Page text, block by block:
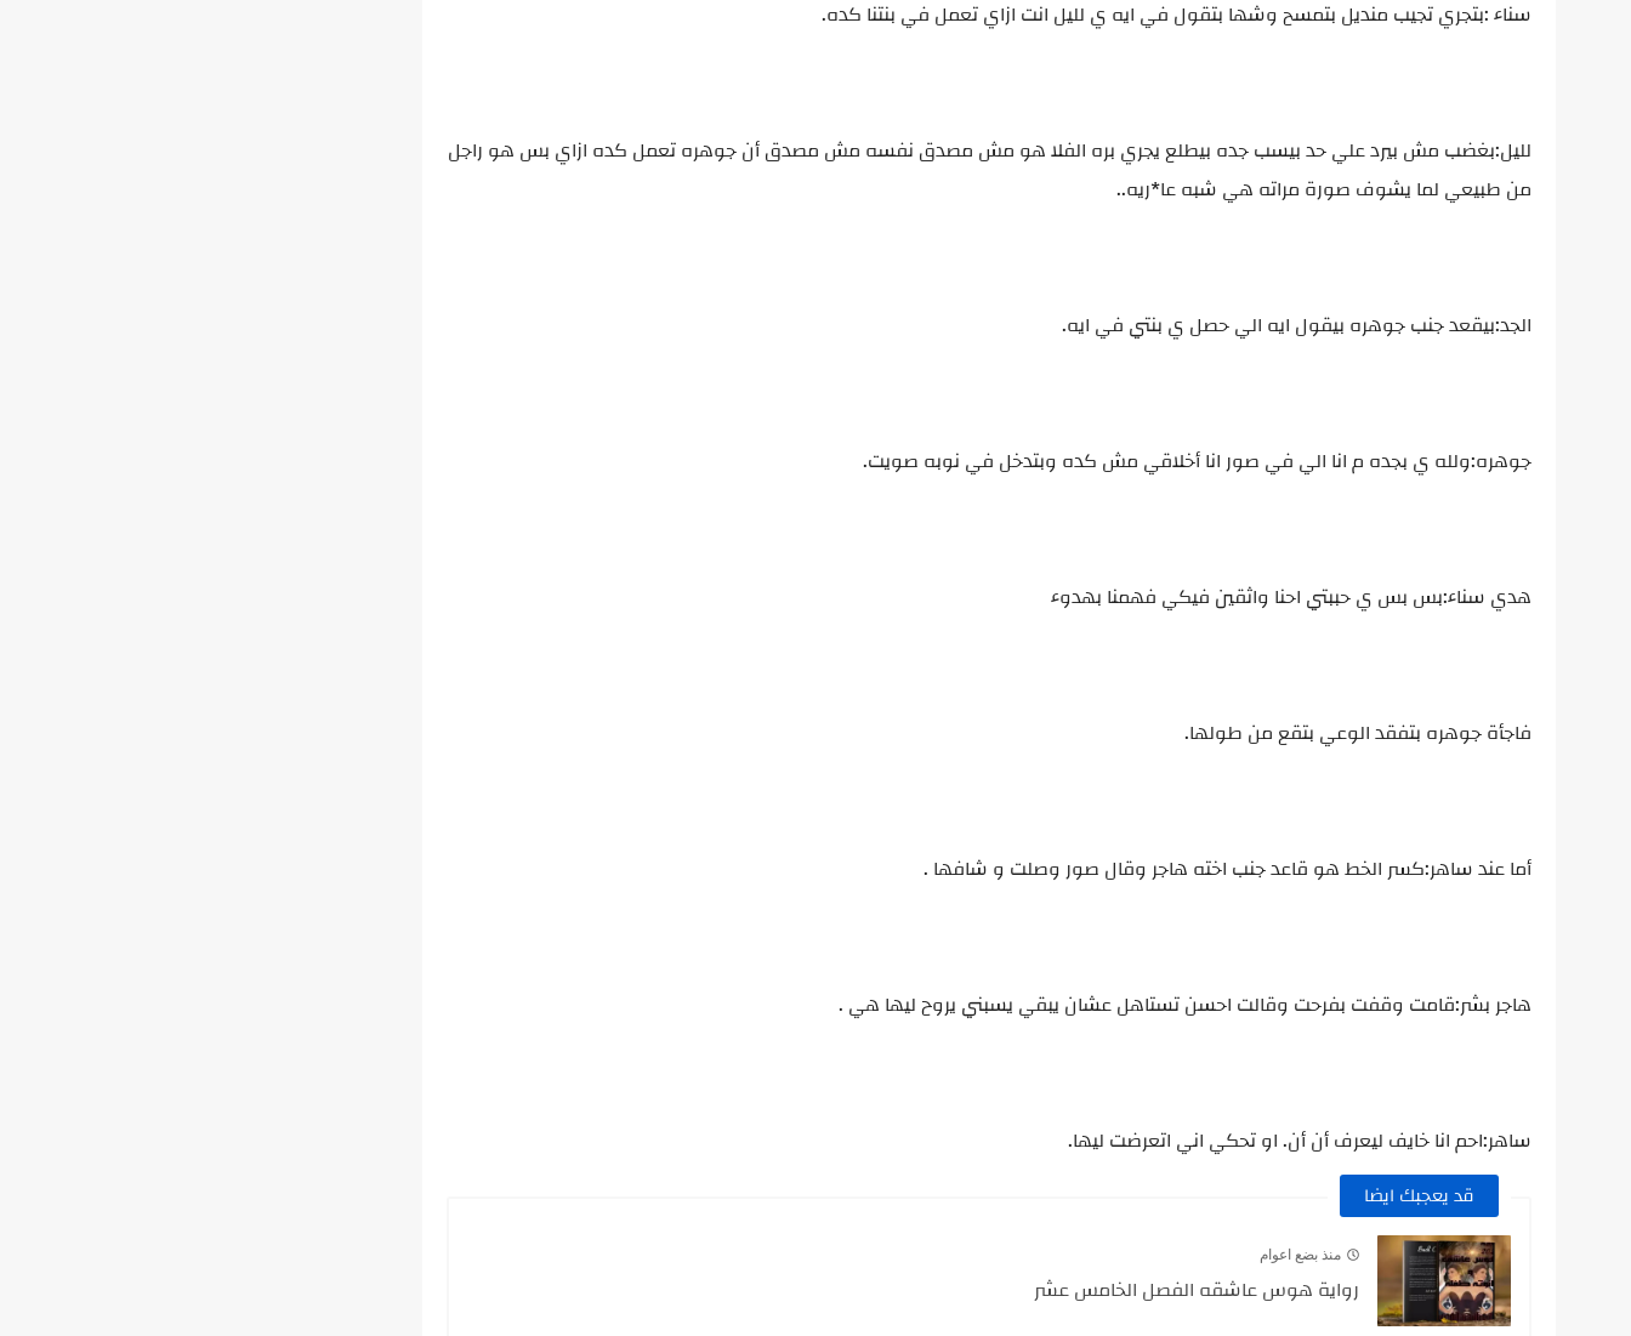
سناء :بتجري تجيب منديل بتمسح وشها بتقول في ايه ي لليل انت ازاي تعمل في بنتنا كده.
لليل:بغضب مش بيرد علي حد بيسب جده بيطلع يجري بره الفلا هو مش مصدق نفسه مش مصدق أن جوهره تعمل كده ازاي بس هو راجل
من طبيعي لما يشوف صورة مراته هي شبه عا*ريه..
الجد:بيقعد جنب جوهره بيقول ايه الي حصل ي بنتي في ايه.
جوهره:ولله ي بجده م انا الي في صور انا أخلاقي مش كده وبتدخل في نوبه صويت.
هدي سناء:بس بس ي حببتي احنا واثقين فيكي فهمنا بهدوء
فاجأة جوهره بتفقد الوعي بتقع من طولها.
أما عند ساهر:كسر الخط هو قاعد جنب اخته هاجر وقال صور وصلت و شافها .
هاجر بشر:قامت وقفت بفرحت وقالت احسن تستاهل عشان يبقي يسبني يروح ليها هي .
ساهر:احم انا خايف ليعرف أن أن. او تحكي اني اتعرضت ليها.
قد يعجبك ايضا
منذ بضع اعوام
رواية هوس عاشقه الفصل الخامس عشر